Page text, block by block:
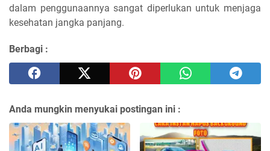
dalam penggunaannya sangat diperlukan untuk menjaga
kesehatan jangka panjang.
Berbagi :
Anda mungkin menyukai postingan ini :